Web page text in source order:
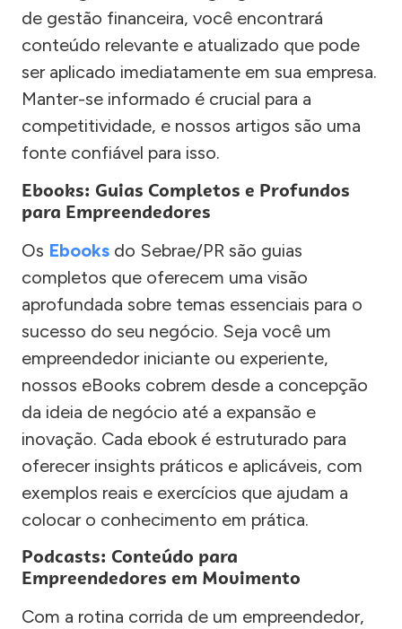
de gestão financeira, você encontrará
conteúdo relevante e atualizado que pode
ser aplicado imediatamente em sua empresa.
Manter-se informado é crucial para a
competitividade, e nossos artigos são uma
fonte confiável para isso.
Ebooks: Guias Completos e Profundos
para Empreendedores
Os Ebooks do Sebrae/PR são guias
completos que oferecem uma visão
aprofundada sobre temas essenciais para o
sucesso do seu negócio. Seja você um
empreendedor iniciante ou experiente,
nossos eBooks cobrem desde a concepção
da ideia de negócio até a expansão e
inovação. Cada ebook é estruturado para
oferecer insights práticos e aplicáveis, com
exemplos reais e exercícios que ajudam a
colocar o conhecimento em prática.
Podcasts: Conteúdo para
Empreendedores em Movimento
Com a rotina corrida de um empreendedor,